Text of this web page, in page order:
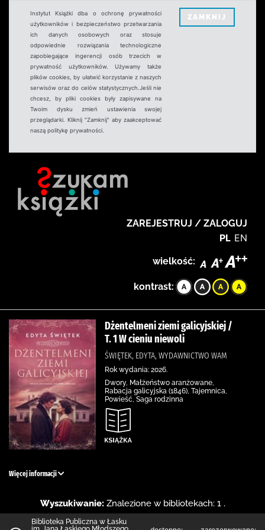
Instytut Książki dba o ochronę prywatności
użytkowników i bezpieczeństwo przetwarzania
ich danych osobowych oraz stosuje
odpowiednie rozwiązania technologiczne
zapobiegające ingerencji osób trzecich w
prywatność użytkowników. Używamy także
plików cookies, by ułatwić korzystanie z naszych
serwisów oraz do celów statystycznych.Jeśli nie
chcesz, by pliki cookies były zapisywane na
Twoim dysku zmień ustawienia swojej
przeglądarki. Kliknij "Zamknij" aby zaakceptować
naszą politykę prywatności.
ZAMKNIJ
ZAREJESTRUJ / ZALOGUJ
PL EN
wielkość:
kontrast:
Dżentelmeni ziemi galicyjskiej /
T. 1 W cieniu niewoli
ŚWIĘTEK, EDYTA, WYDAWNICTWO WAM
Rok wydania: 2026.
Dwory, Małżeństwo aranżowane,
Rabacja galicyjska (1846), Tajemnica,
Powieść, Saga rodzinna
Więcej informacji
Wyszukiwanie: Znalezione w bibliotekach: 1 .
Biblioteka Publiczna w Łasku